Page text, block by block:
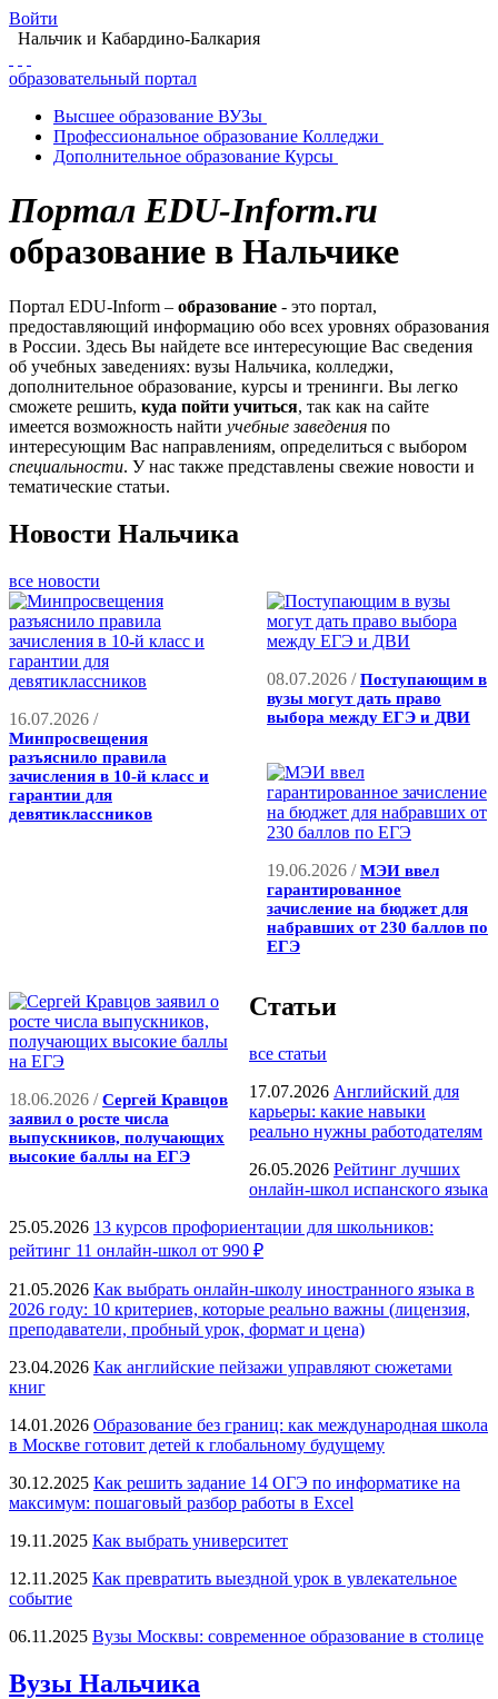
Войти
Нальчик и Кабардино-Балкария
образовательный портал
Высшее образование ВУЗы
Профессиональное образование Колледжи
Дополнительное образование Курсы
Портал EDU-Inform.ru
образование в Нальчике
Портал EDU-Inform – образование - это портал,
предоставляющий информацию обо всех уровнях образования
в России. Здесь Вы найдете все интересующие Вас сведения
об учебных заведениях: вузы Нальчика, колледжи,
дополнительное образование, курсы и тренинги. Вы легко
сможете решить, куда пойти учиться, так как на сайте
имеется возможность найти учебные заведения по
интересующим Вас направлениям, определиться с выбором
специальности. У нас также представлены свежие новости и
тематические статьи.
Новости Нальчика
все новости
16.07.2026 /
Минпросвещения
разъяснило правила
зачисления в 10-й класс и
гарантии для
девятиклассников
08.07.2026 /Поступающим в
вузы могут дать право
выбора между ЕГЭ и ДВИ
19.06.2026 /МЭИ ввел
гарантированное
зачисление на бюджет для
набравших от 230 баллов по
ЕГЭ
18.06.2026 /Сергей Кравцов
заявил о росте числа
выпускников, получающих
высокие баллы на ЕГЭ
Статьи
все статьи
17.07.2026 Английский для
карьеры: какие навыки
реально нужны работодателям
26.05.2026 Рейтинг лучших
онлайн-школ испанского языка
25.05.2026 13 курсов профориентации для школьников:
рейтинг 11 онлайн-школ от 990 ₽
21.05.2026 Как выбрать онлайн-школу иностранного языка в
2026 году: 10 критериев, которые реально важны (лицензия,
преподаватели, пробный урок, формат и цена)
23.04.2026 Как английские пейзажи управляют сюжетами
книг
14.01.2026 Образование без границ: как международная школа
в Москве готовит детей к глобальному будущему
30.12.2025 Как решить задание 14 ОГЭ по информатике на
максимум: пошаговый разбор работы в Excel
19.11.2025 Как выбрать университет
12.11.2025 Как превратить выездной урок в увлекательное
событие
06.11.2025 Вузы Москвы: современное образование в столице
Вузы Нальчика